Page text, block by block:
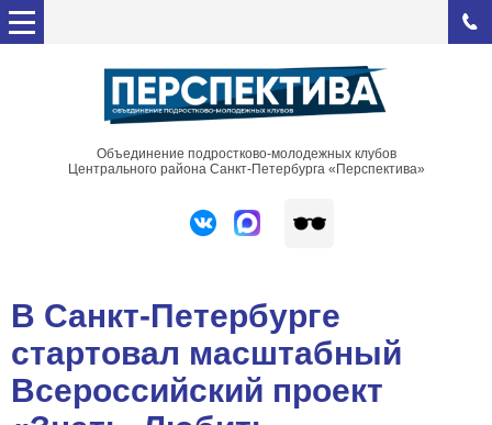
Объединение подростково-молодежных клубов
Центрального района Санкт-Петербурга «Перспектива»
В Санкт-Петербурге
стартовал масштабный
Всероссийский проект